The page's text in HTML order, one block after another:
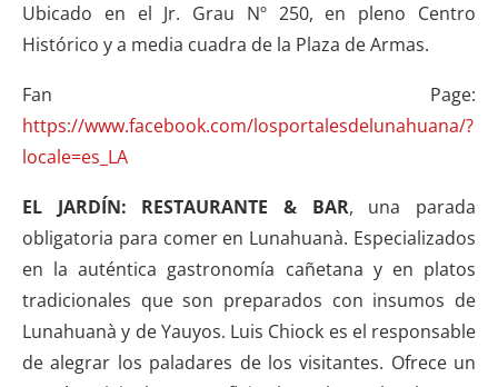
Ubicado en el Jr. Grau Nº 250, en pleno Centro
Histórico y a media cuadra de la Plaza de Armas.
Fan Page:
https://www.facebook.com/losportalesdelunahuana/?
locale=es_LA
EL JARDÍN: RESTAURANTE & BAR, una parada
obligatoria para comer en Lunahuanà. Especializados
en la auténtica gastronomía cañetana y en platos
tradicionales que son preparados con insumos de
Lunahuanà y de Yauyos. Luis Chiock es el responsable
de alegrar los paladares de los visitantes. Ofrece un